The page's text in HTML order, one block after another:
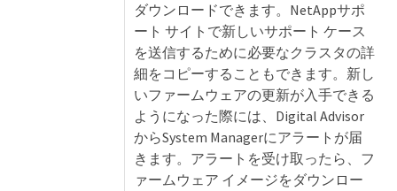
ダウンロードできます。NetAppサポ
ート サイトで新しいサポート ケース
を送信するために必要なクラスタの詳
細をコピーすることもできます。新し
いファームウェアの更新が入手できる
ようになった際には、Digital Advisor
からSystem Managerにアラートが届
きます。アラートを受け取ったら、フ
ァームウェア イメージをダウンロー